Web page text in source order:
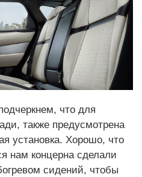
что для
также предусмотрена
установка. Хорошо, что
нам концерна сделали
сидений, чтобы